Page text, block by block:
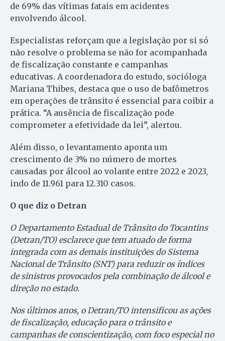
de 69% das vítimas fatais em acidentes
envolvendo álcool.
Especialistas reforçam que a legislação por si só
não resolve o problema se não for acompanhada
de fiscalização constante e campanhas
educativas. A coordenadora do estudo, socióloga
Mariana Thibes, destaca que o uso de bafômetros
em operações de trânsito é essencial para coibir a
prática. “A ausência de fiscalização pode
comprometer a efetividade da lei”, alertou.
Além disso, o levantamento aponta um
crescimento de 3% no número de mortes
causadas por álcool ao volante entre 2022 e 2023,
indo de 11.961 para 12.310 casos.
O que diz o Detran
O Departamento Estadual de Trânsito do Tocantins
(Detran/TO) esclarece que tem atuado de forma
integrada com as demais instituições do Sistema
Nacional de Trânsito (SNT) para reduzir os índices
de sinistros provocados pela combinação de álcool e
direção no estado.
Nos últimos anos, o Detran/TO intensificou as ações
de fiscalização, educação para o trânsito e
campanhas de conscientização, com foco especial no